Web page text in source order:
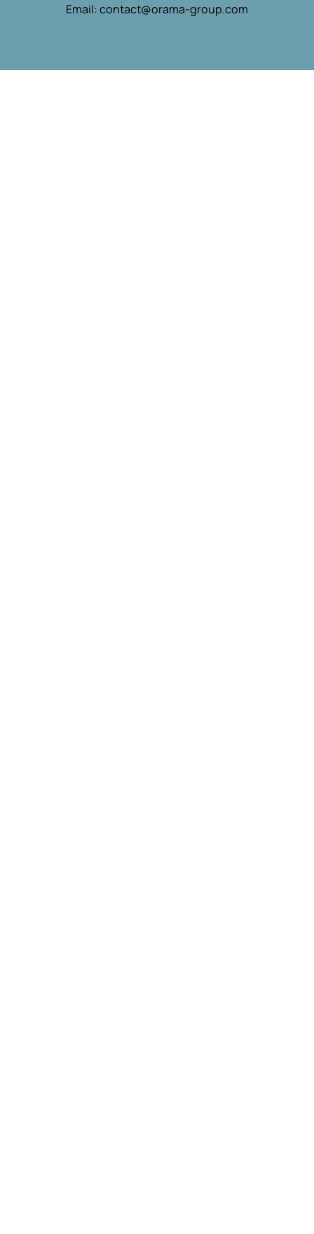
Email: contact@orama-group.com